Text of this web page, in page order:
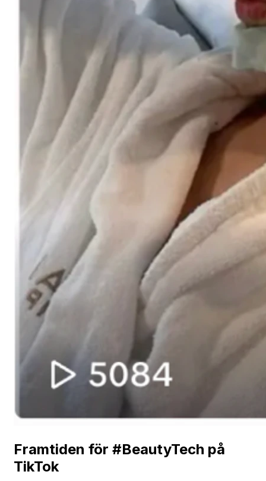
Framtiden för #BeautyTech på
TikTok